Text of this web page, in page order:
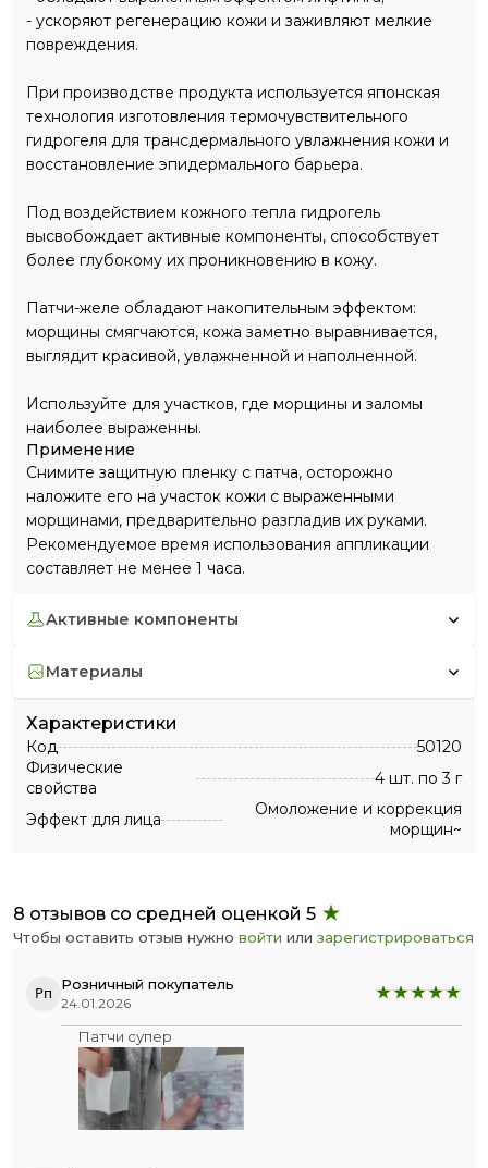
- ускоряют регенерацию кожи и заживляют мелкие
повреждения.
При производстве продукта используется японская
технология изготовления термочувствительного
гидрогеля для трансдермального увлажнения кожи и
восстановление эпидермального барьера.
Под воздействием кожного тепла гидрогель
высвобождает активные компоненты, способствует
более глубокому их проникновению в кожу.
Патчи-желе обладают накопительным эффектом:
морщины смягчаются, кожа заметно выравнивается,
выглядит красивой, увлажненной и наполненной.
Используйте для участков, где морщины и заломы
наиболее выраженны.
Применение
Снимите защитную пленку c патча, осторожно
наложите его на участок кожи с выраженными
морщинами, предварительно разгладив их руками.
Рекомендуемое время использования аппликации
составляет не менее 1 часа.
активные компоненты
материалы
Характеристики
Код
50120
Физические
свойства
4 шт. по 3 г
Эффект для лица
Омоложение и коррекция
морщин~
8 отзывов со средней оценкой 5
Чтобы оставить отзыв нужно войти или зарегистрироваться
Рп Розничный покупатель
24.01.2026
Патчи супер